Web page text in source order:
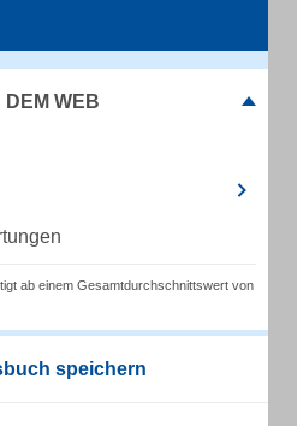
DEM WEB
ab einem Gesamtdurchschnittswert von
speichern